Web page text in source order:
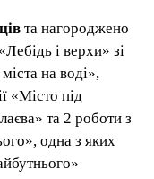
та нагороджено
і верхи» зі
на воді»,
«Місто під
та 2 роботи з
одна з яких